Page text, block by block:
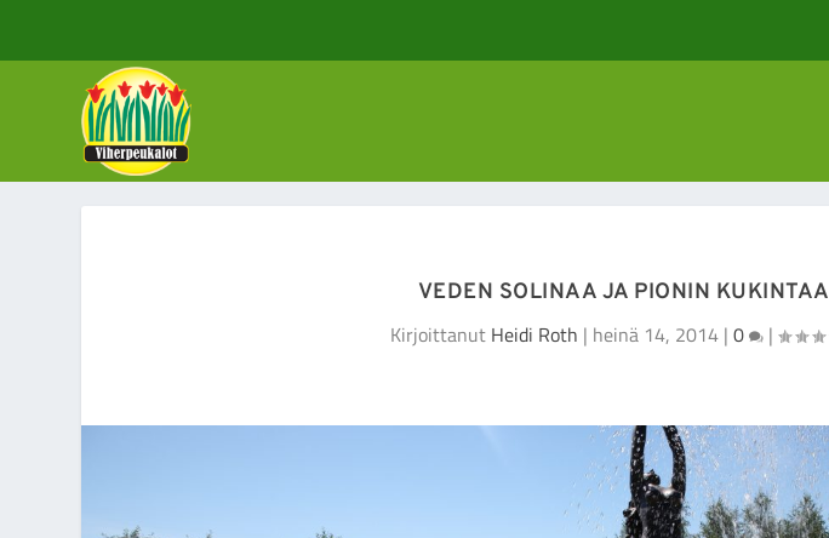
VEDEN SOLINAA JA PIONIN KUKINTAA
Kirjoittanut Heidi Roth | heinä 14, 2014| 0 |